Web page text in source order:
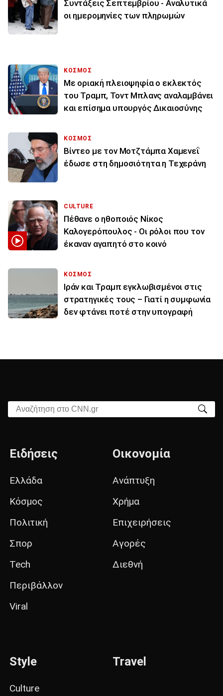
Συντάξεις Σεπτεμβρίου - Αναλυτικά
οι ημερομηνίες των πληρωμών
ΚΟΣΜΟΣ
Με οριακή πλειοψηφία ο εκλεκτός
του Τραμπ, Τοντ Μπλανς αναλαμβάνει
και επίσημα υπουργός Δικαιοσύνης
ΚΟΣΜΟΣ
Βίντεο με τον Μοτζτάμπα Χαμενεΐ
έδωσε στη δημοσιότητα η Τεχεράνη
CULTURE
Πέθανε ο ηθοποιός Νίκος
Καλογερόπουλος - Οι ρόλοι που τον
έκαναν αγαπητό στο κοινό
ΚΟΣΜΟΣ
Ιράν και Τραμπ εγκλωβισμένοι στις
στρατηγικές τους – Γιατί η συμφωνία
δεν φτάνει ποτέ στην υπογραφή
Αναζήτηση στο CNN.gr
Ειδήσεις
Ελλάδα
Κόσμος
Πολιτική
Σπορ
Tech
Περιβάλλον
Viral
Οικονομία
Ανάπτυξη
Χρήμα
Επιχειρήσεις
Αγορές
Διεθνή
Style
Culture
Travel